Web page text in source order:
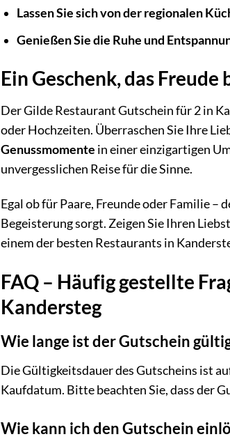
Lassen Sie sich von der regionalen
Genießen Sie die Ruhe und
Ein Geschenk, das
Der Gilde Restaurant Gutschein für 2 in
oder Hochzeiten. Überraschen Sie Ihre
Genussmomente in einer einzigartigen
unvergesslichen Reise für die Sinne.
Egal ob für Paare, Freunde oder Familie
Begeisterung sorgt. Zeigen Sie Ihren
einem der besten Restaurants in
FAQ – Häufig gestellte
Kandersteg
Wie lange ist der Gutschein
Die Gültigkeitsdauer des Gutscheins ist
Kaufdatum. Bitte beachten Sie, dass der
Wie kann ich den Gutschein